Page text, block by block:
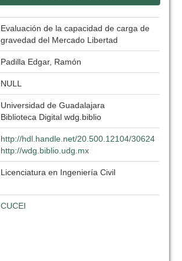
Evaluación de la capacidad de carga de
gravedad del Mercado Libertad
Padilla Edgar, Ramón
NULL
Universidad de Guadalajara
Biblioteca Digital wdg.biblio
http://hdl.handle.net/20.500.12104/30624
http://wdg.biblio.udg.mx
Licenciatura en Ingeniería Civil
CUCEI